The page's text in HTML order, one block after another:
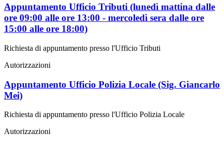
Appuntamento Ufficio Tributi (lunedì mattina dalle
ore 09:00 alle ore 13:00 - mercoledì sera dalle ore
15:00 alle ore 18:00)
Richiesta di appuntamento presso l'Ufficio Tributi
Autorizzazioni
Appuntamento Ufficio Polizia Locale (Sig. Giancarlo
Mei)
Richiesta di appuntamento presso l'Ufficio Polizia Locale
Autorizzazioni